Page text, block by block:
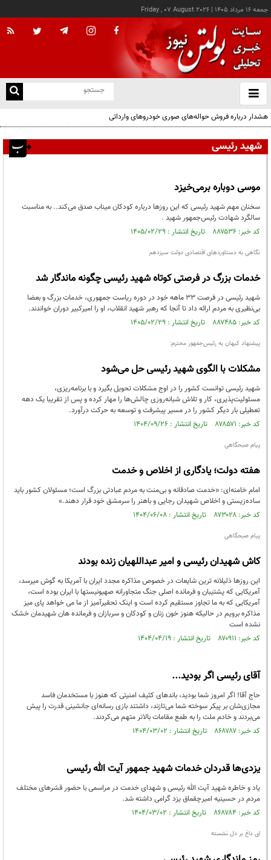
جمعه ۱۶ مرداد ۱۴۰۵ |
Friday , 07 August 2026
باز
و
هشدار درباره فروش حواله‌های صوری خودروهای وارداتی
شهید رئیسی
موسی دوباره برمی‌خیزد
سخنان مهم شهید رئیسی که این روزها درباره کودکان میناب صدق می‌کند.. به مناسبت
سالگرد شهادت رئیس‌جمهور شهید .
کد خبر: ۸۸۷۵۳۶ تاریخ انتشار : ۱۴۰۵/۰۲/۲۹
نگاهی به دستاوردهای اقتصادی دولت سیزدهم
خدمات بزرگ در فرصتی کوتاه شهید رئیسی چگونه ماندگار شد
شهید رئیسی در فرصت 33 ماهه خود در دوره ریاست جمهوری، خدمات بزرگ و بعضا
بی‌نظیری به مردم ارائه داد تا آنجا که رهبر شهید انقلاب، او را امیرکبیر دوران خواندند.
کد خبر: ۸۸۷۴۸۵ تاریخ انتشار : ۱۴۰۵/۰۲/۲۹
پیشنهاد کیهان به رئیس‌جمهور محترم:
مشکلات با الگوی شهید رئیسی حل می‌شود
شهید رئیسی توانست کشور را در اوج مشکلات تحویل بگیرد و با برنامه‌ریزی،
مسئولیت‌پذیری، کار و تلاش شبانه‌روزی چالش‌ها را مهار کرده و پس از تقریبا یک دهه
تعطیلی بار دیگر کشور را در مسیر پیشرفت و توسعه به حرکت درآورد.
کد خبر: ۸۷۸۵۷۱ تاریخ انتشار : ۱۴۰۴/۰۹/۲۶
پیام صبحگاهی
هفته دولت؛ یادگاری از اخلاص و خدمت
امام خامنه‌ای: «خدمت صادقانه و بی‌منت به مردم عبادتی بزرگ است؛ مسئولان کشور باید
ساده‌زیستی و اخلاص شهیدان رجایی و باهنر را سرمشق خود قرار دهند.»
کد خبر: ۸۷۳۰۲۸ تاریخ انتشار : ۱۴۰۴/۰۶/۰۸
پیام صبحگاهی
کاش شهیدان رئیسی و امیر عبداللهیان زنده بودند
این روزها ذلیلانه ترین شایعات در خصوص مذاکره مجدد ایران با آمریکا به گوش میرسد،
آمریکایی که پشتیبان و فرمانده اصلی جنگ متجاورانه صهیونیستها با ایران بوده است،
آمریکایی که به ما تجاوز مستقیم کرده است و اینک تحقیرآمیز از ما می خواهد پای میز
مذاکره برویم در حالیکه هنوز خون زنان و کودکان و سربازان و فرمانده هان شهیدمان خشک
نشده است
کد خبر: ۸۷۰۹۱۱ تاریخ انتشار : ۱۴۰۴/۰۴/۱۹
آقای رئیسی اگر بودید...
حاج آقا! اگر امروز شما بودید، باندهای کثیف امنیتی که هنوز با مستخدمان فاسد
مجازی‌شان بر پیکر سوخته شما می‌تازند، داشتند بازی رسانه‌ای جانشینی قدرت را پیش
می‌بردند و خادم ملت را به طمع مقامات بالاتر متهم می‌کردند.
کد خبر: ۸۶۸۷۸۷ تاریخ انتشار : ۱۴۰۴/۰۳/۰۲
یزدی‌ها قدردان خدمات شهید جمهور آیت الله رئیسی
یاد و خاطره شهید آیت الله رئیسی و شهدای خدمت در مراسمی با حضور قشر‌های مختلف
مردم در حسینیه امیرچقماق یزد گرامی داشته شد.
کد خبر: ۸۶۸۷۸۴ تاریخ انتشار : ۱۴۰۴/۰۳/۰۲
ای داغ بر دل نشسته